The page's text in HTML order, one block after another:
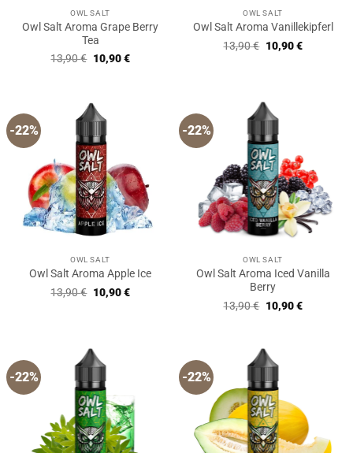
OWL SALT
Owl Salt Aroma Grape Berry
Tea
13,90€ Ursprünglicher
Preis
10,90€Aktueller
OWL SALT
Owl Salt Aroma Vanillekipferl
13,90€ Ursprünglicher
Preis
10,90€Aktueller
-22%
OWL SALT
Owl Salt Aroma Apple Ice
13,90€ Ursprünglicher
Preis
10,90€Aktueller
-22%
OWL SALT
Owl Salt Aroma Iced Vanilla
Berry
13,90€ Ursprünglicher
Preis
10,90€Aktueller
-22% -22%